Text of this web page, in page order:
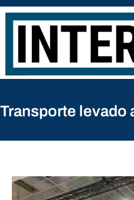
Pular
para
conteúdo
Transporte levado